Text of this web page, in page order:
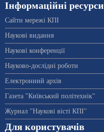
Інформаційні ресурси
Сайти мережі КПІ
Наукові видання
Наукові конференції
Науково-дослідні роботи
Електронний архів
Газета "Київський політехнік"
Журнал "Наукові вісті КПІ"
Для користувачів